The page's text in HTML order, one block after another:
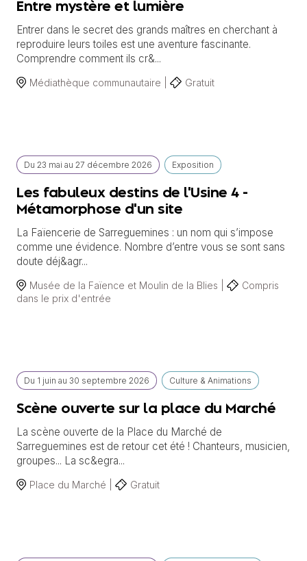
Entre mystère et lumière
Entrer dans le secret des grands maîtres en cherchant à
reproduire leurs toiles est une aventure fascinante.
Comprendre comment ils cr&...
Médiathèque communautaire | Gratuit
Du 23 mai au 27 décembre 2026 Exposition
Les fabuleux destins de l'Usine 4 -
Métamorphose d'un site
La Faïencerie de Sarreguemines : un nom qui s’impose
comme une évidence. Nombre d’entre vous se sont sans
doute déj&agr...
Musée de la Faïence et Moulin de la Blies |
Compris
dans le prix d'entrée
Du 1 juin au 30 septembre 2026 Culture & Animations
Scène ouverte sur la place du Marché
La scène ouverte de la Place du Marché de
Sarreguemines est de retour cet été ! Chanteurs, musicien,
groupes... La sc&egra...
Place du Marché | Gratuit